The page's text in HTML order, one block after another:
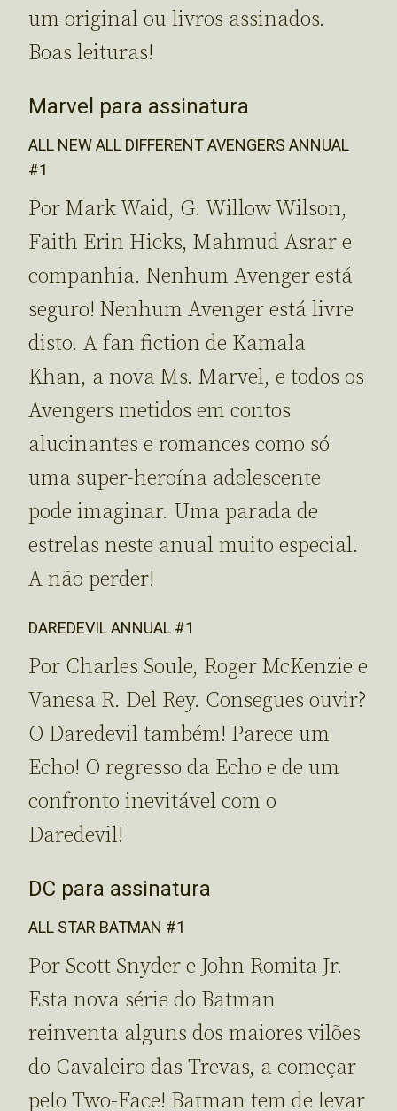
um original ou livros assinados.
Boas leituras!
Marvel para assinatura
ALL NEW ALL DIFFERENT AVENGERS ANNUAL
#1
Por Mark Waid, G. Willow Wilson,
Faith Erin Hicks, Mahmud Asrar e
companhia. Nenhum Avenger está
seguro! Nenhum Avenger está livre
disto. A fan fiction de Kamala
Khan, a nova Ms. Marvel, e todos os
Avengers metidos em contos
alucinantes e romances como só
uma super-heroína adolescente
pode imaginar. Uma parada de
estrelas neste anual muito especial.
A não perder!
DAREDEVIL ANNUAL #1
Por Charles Soule, Roger McKenzie e
Vanesa R. Del Rey. Consegues ouvir?
O Daredevil também! Parece um
Echo! O regresso da Echo e de um
confronto inevitável com o
Daredevil!
DC para assinatura
ALL STAR BATMAN #1
Por Scott Snyder e John Romita Jr.
Esta nova série do Batman
reinventa alguns dos maiores vilões
do Cavaleiro das Trevas, a começar
pelo Two-Face! Batman tem de levar